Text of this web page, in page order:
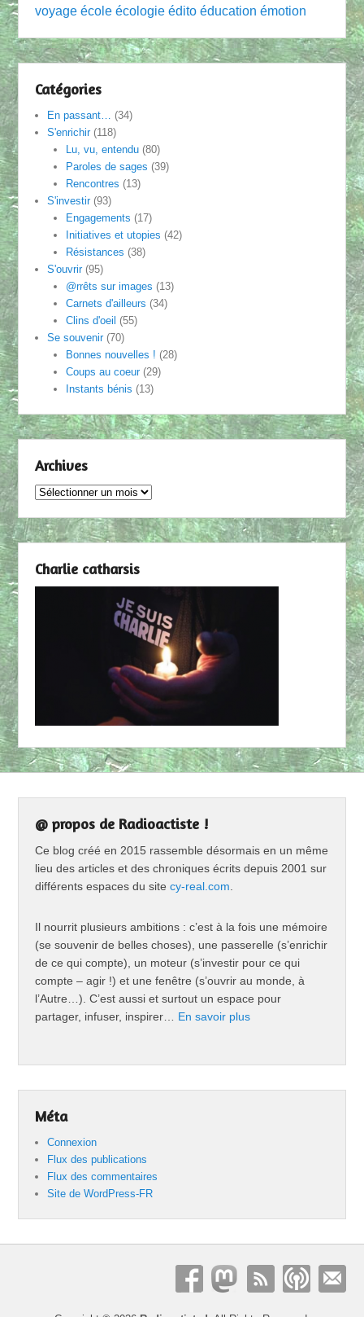
voyage école écologie édito éducation émotion
Catégories
En passant… (34)
S'enrichir(118)
Lu, vu, entendu(80)
Paroles de sages (39)
Rencontres (13)
S'investir(93)
Engagements (17)
Initiatives et utopies (42)
Résistances (38)
S'ouvrir(95)
@rrêts sur images (13)
Carnets d'ailleurs (34)
Clins d'oeil (55)
Se souvenir(70)
Bonnes nouvelles ! (28)
Coups au coeur(29)
Instants bénis (13)
Archives
Archives
Charlie catharsis
@ propos de Radioactiste !
Ce blog créé en 2015 rassemble désormais en un même
lieu des articles et des chroniques écrits depuis 2001 sur
différents espaces du sitecy-real.com.
Il nourrit plusieurs ambitions : c’est à la fois une mémoire
(se souvenir de belles choses), une passerelle (s’enrichir
de ce qui compte), un moteur (s’investir pour ce qui
compte – agir !) et une fenêtre (s’ouvrir au monde, à
l’Autre…). C’est aussi et surtout un espace pour
partager, infuser, inspirer… En savoir plus
Méta
Connexion
Flux des publications
Flux des commentaires
Site de WordPress-FR